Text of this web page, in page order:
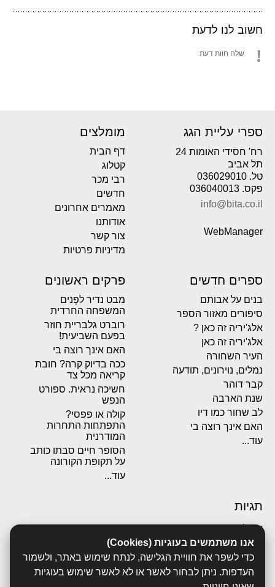
אנו משתמשים בעוגיות (Cookies)
כדי לשפר את חוויית הגלישה, לנתח שימוש באתר, ולשמור
העדפות. ניתן לבחור לאשר או לא לאשר שימוש בעוגיות
חשוב לנו לדעת
שלח חוות דעת
ספרי עליית הגג
רח' חסידי האומות 24
תל אביב
טל. 036029010
פקס. 036040013
info@bita.co.il
WebManager
מומלצים
דף הבית
קטלוג
רבי מכר
חדשים
מאמרים אחרונים
אודותנו
צור קשר
מדיניות פרטיות
ספרים חדשים
בנים על אבותם
סיפורים מאזור הספר
אלג'יריה זה כאן ?
אלג'יריה זה כאן
העיר השחורה
נמלים, נוירונים, תודעה
קבר דוהר
שנת הארבה
לב שחור כמו דיו
האם אינך רוצה בי
עוד...
פרקים ראשונים
מבט נדיר לפְּנים
המשפחה החרדית
רוברט גלבריית חוזר
בפעם השביעית!
האם אינך רוצה בי
ככה בדיוק קרה? חובת
קריאה מכל צד
חשיכה נראית. ספורט
הנפש
קולה או פפסי?
התפתחות התחרות
המודרנית
הסופר חיים סבתו כותב
על תקופת הקורונה
עוד...
תגיות
אבולוציה
אכסדרה
אנשים
ביוגרפיות
ביולוגיה